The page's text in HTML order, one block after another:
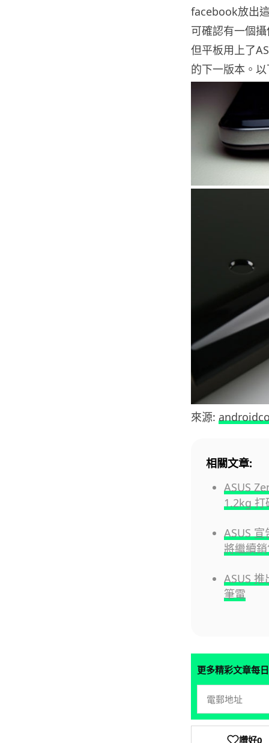
facebook放出
可確認有一個
但平板用上了
的下一版本。
來源:
相關文章:
ASUS
1.2kg 打
ASUS
將繼續
ASUS
筆電
更多精彩文章每
讚好0